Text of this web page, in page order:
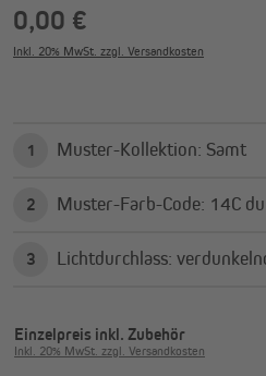
0,00 €
Inkl. 20% MwSt. zzgl. Versandkosten
1 Muster-Kollektion: Samt
2 Muster-Farb-
3 Lichtdurchlass:
Einzelpreis inkl. Zubehör
Inkl. 20% MwSt. zzgl. Versandkosten